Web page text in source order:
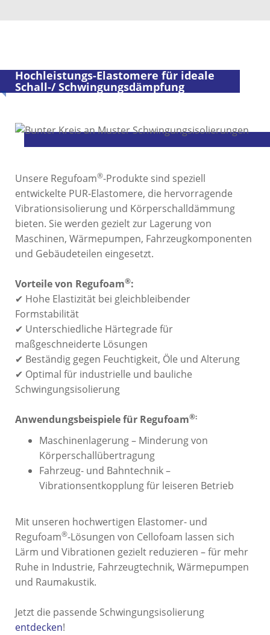
Hochleistungs-Elastomere für ideale
Schall-/ Schwingungsdämpfung
Unsere Regufoam®-Produkte sind speziell
entwickelte PUR-Elastomere, die hervorragende
Vibrationsisolierung und Körperschalldämmung
bieten. Sie werden gezielt zur Lagerung von
Maschinen, Wärmepumpen, Fahrzeugkomponenten
und Gebäudeteilen eingesetzt.
Vorteile von Regufoam®:
✔ Hohe Elastizität bei gleichbleibender
Formstabilität
✔ Unterschiedliche Härtegrade für
maßgeschneiderte Lösungen
✔ Beständig gegen Feuchtigkeit, Öle und Alterung
✔ Optimal für industrielle und bauliche
Schwingungsisolierung
Anwendungsbeispiele für Regufoam®:
Maschinenlagerung – Minderung von
Körperschallübertragung
Fahrzeug- und Bahntechnik –
Vibrationsentkopplung für leiseren Betrieb
Mit unseren hochwertigen Elastomer- und
Regufoam®-Lösungen von Cellofoam lassen sich
Lärm und Vibrationen gezielt reduzieren – für mehr
Ruhe in Industrie, Fahrzeugtechnik, Wärmepumpen
und Raumakustik.
Jetzt die passende Schwingungsisolierung
entdecken!